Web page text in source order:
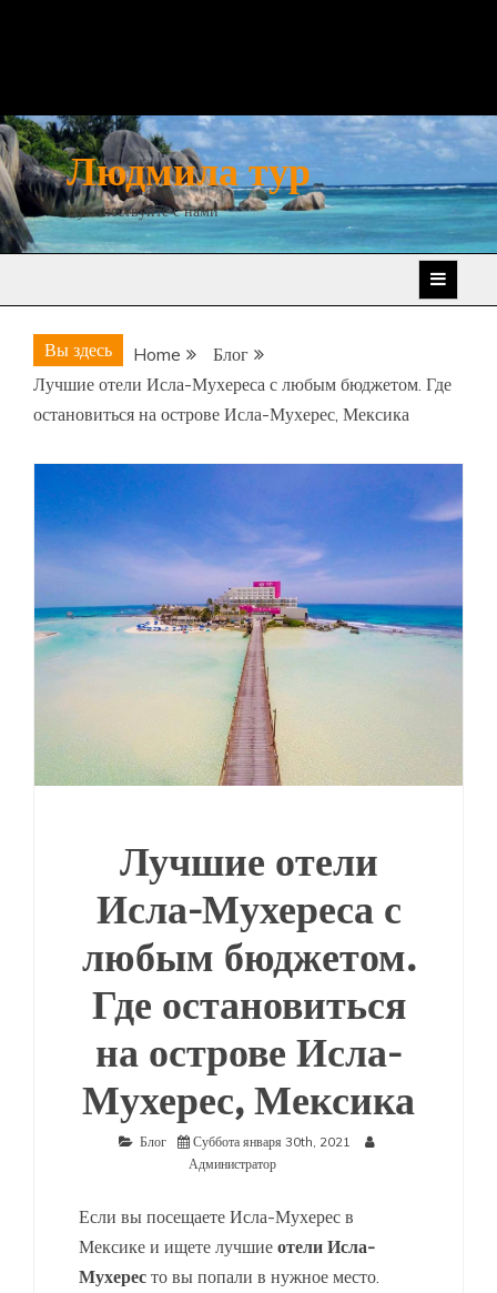
Людмила тур
Путешествуйте с нами
Вы здесь Home
Блог
Лучшие отели Исла-Мухереса с любым бюджетом. Где
остановиться на острове Исла-Мухерес, Мексика
Лучшие отели
Исла-Мухереса с
любым бюджетом.
Где остановиться
на острове Исла-
Мухерес, Мексика
Блог
Суббота января 30th, 2021
Администратор
Если вы посещаете Исла-Мухерес в
Мексике и ищете лучшие отели Исла-
Мухерес то вы попали в нужное место.